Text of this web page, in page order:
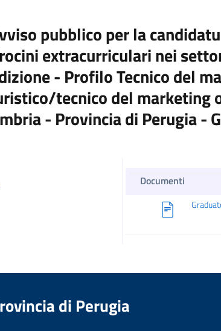
pubblico per la
extracurriculari nei
- Profilo Tecnico del
tecnico del marketing
- Provincia di Perugia -
Documenti
di Perugia